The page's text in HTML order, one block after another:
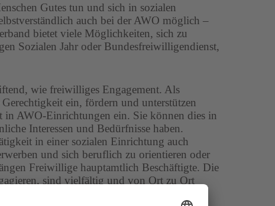
Gutes tun und sich in sozialen
auch bei der AWO möglich –
bietet viele Möglichkeiten, sich zu
Sozialen Jahr oder Bundesfreiwilligendienst,
wie freiwilliges Engagement. Als
ein, fördern und unterstützen
in AWO-Einrichtungen ein. Sie können dies in
Interessen und Bedürfnisse haben.
in einer sozialen Einrichtung auch
und sich beruflich zu orientieren oder
Freiwillige hauptamtlich Beschäftigte. Die
sind vielfältig und von Ort zu Ort
Sie Ihre Interessen umsetzen können oder